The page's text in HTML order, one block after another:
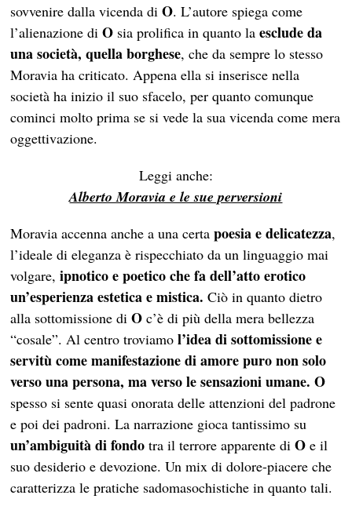
sovvenire dalla vicenda diO. L’autore spiega come
l’alienazione diO sia prolifica in quanto laesclude da
una società, quella borghese, che da sempre lo stesso
Moravia ha criticato. Appena ella si inserisce nella
società ha inizio il suo sfacelo, per quanto comunque
cominci molto prima se si vede la sua vicenda come mera
oggettivazione.
Leggi anche:
Alberto Moravia e le sue perversioni
Moravia accenna anche a una certapoesia e delicatezza,
l’ideale di eleganza è rispecchiato da un linguaggio mai
volgare,ipnotico e poetico che fa dell’atto erotico
un’esperienza estetica e mistica.Ciò in quanto dietro
alla sottomissione diO c’è di più della mera bellezza
“cosale”. Al centro troviamol’idea di sottomissione e
servitù come manifestazione di amore puro non solo
verso una persona, ma verso le sensazioni umane. O
spesso si sente quasi onorata delle attenzioni del padrone
e poi dei padroni. La narrazione gioca tantissimo su
un’ambiguità di fondotra il terrore apparente diO e il
suo desiderio e devozione. Un mix di dolore-piacere che
caratterizza le pratiche sadomasochistiche in quanto tali.